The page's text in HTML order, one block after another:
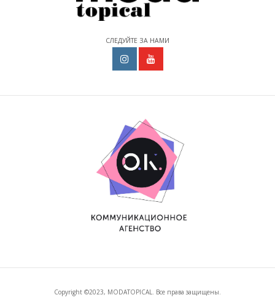
СЛЕДУЙТЕ ЗА НАМИ
Copyright ©2023, MODATOPICAL. Все права защищены.